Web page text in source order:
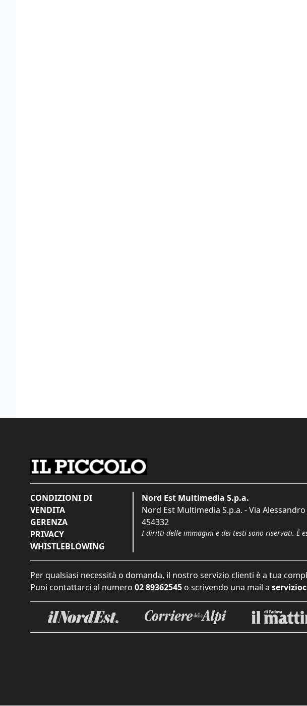
CONDIZIONI DI
VENDITA
GERENZA
PRIVACY
WHISTLEBLOWING
Nord Est Multimedia S.p.a.
Nord Est Multimedia S.p.a. - Via Alessandro
454332
I diritti delle immagini e dei testi sono riservati. È
Per qualsiasi necessità o domanda, il nostro servizio clienti è a tua
Puoi contattarci al numero 02 89362545 o scrivendo una mail a